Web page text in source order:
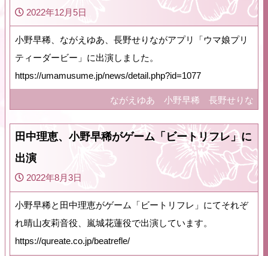
2022年12月5日
小野早稀、ながえゆあ、長野せりながアプリ「ウマ娘プリ
ティーダービー」に出演しました。
https://umamusume.jp/news/detail.php?id=1077
ながえゆあ 小野早稀 長野せりな
田中理恵、小野早稀がゲーム「ビートリフレ」に
出演
2022年8月3日
小野早稀と田中理恵がゲーム「ビートリフレ」にてそれぞ
れ晴山友莉音役、嵐城花蓮役で出演しています。
https://qureate.co.jp/beatrefle/